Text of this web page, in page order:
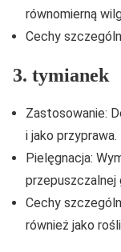
równomierną
Cechy
3. tymianek
Zastosowanie:
i jako przyprawa.
Pielęgnacja:
przepuszczalnej
Cechy
również jako